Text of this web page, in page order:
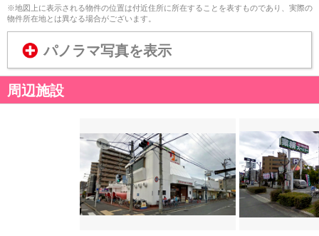
※地図上に表示される物件の位置は付近住所に所在することを表すものであり、実際の
物件所在地とは異なる場合がございます。
パノラマ写真を表示
周辺施設